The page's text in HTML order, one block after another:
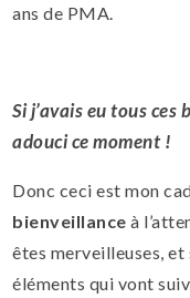
ans de PMA.
Si j’avais eu tous
adouci ce moment !
Donc ceci est mon
bienveillance à
êtes merveilleuses, et
éléments qui vont